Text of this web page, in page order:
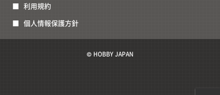
利用規約
個人情報保護方針
© HOBBY JAPAN